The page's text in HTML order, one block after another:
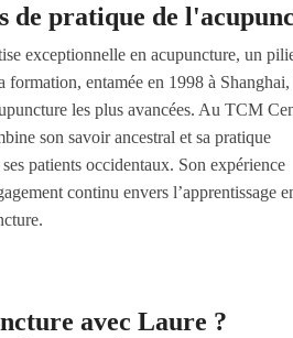
de pratique de
exceptionnelle en acupuncture, un
entamée en 1998 à
les plus avancées. Au TCM
son savoir ancestral et sa pratique
patients occidentaux. Son expérience
continu envers l’apprentissage
avec Laure ?